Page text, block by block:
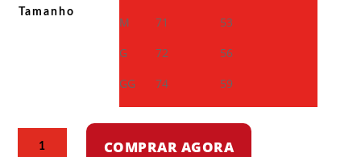
Tamanho
M
71
53
G
72
56
GG
74 59
COMPRAR AGORA